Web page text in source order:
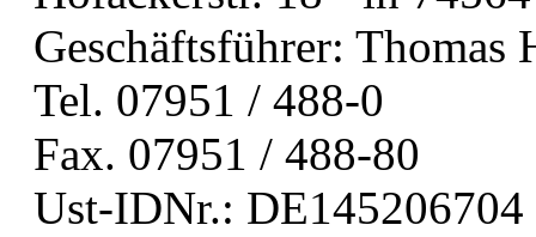
Geschäftsführer:
Tel. 07951 / 488-0
Fax. 07951 / 488-80
Ust-IDNr.: DE145206704